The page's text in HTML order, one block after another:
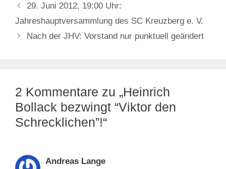
29. Juni 2012, 19:00 Uhr:
Jahreshauptversammlung des SC Kreuzberg e. V.
Nach der JHV: Vorstand nur punktuell geändert
2 Kommentare zu „Heinrich
Bollack bezwingt “Viktor den
Schrecklichen”!“
Andreas Lange